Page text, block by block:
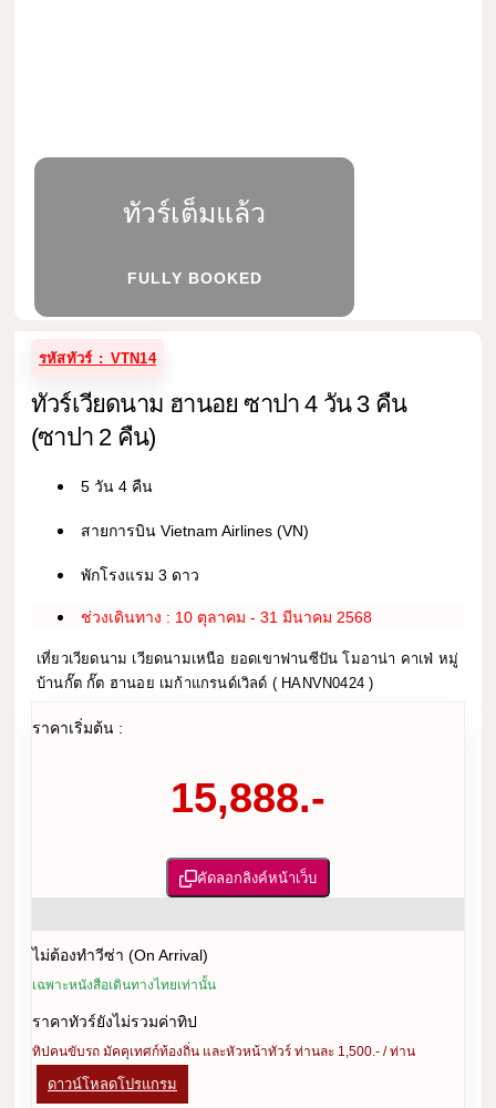
ทัวร์เต็มแล้ว
FULLY BOOKED
รหัสทัวร์ : VTN14
ทัวร์เวียดนาม ฮานอย ซาปา 4 วัน 3 คืน
(ซาปา 2 คืน)
5 วัน 4 คืน
สายการบิน Vietnam Airlines (VN)
พักโรงแรม 3 ดาว
ช่วงเดินทาง : 10 ตุลาคม - 31 มีนาคม 2568
เที่ยวเวียดนาม เวียดนามเหนือ ยอดเขาฟานซีปัน โมอาน่า คาเฟ่ หมู่
บ้านกั๊ต กั๊ต ฮานอย เมก้าแกรนด์เวิลด์ ( HANVN0424 )
ราคาเริ่มต้น :
15,888.-
คัดลอกลิงค์หน้าเว็บ
ไม่ต้องทำวีซ่า (On Arrival)
เฉพาะหนังสือเดินทางไทยเท่านั้น
ราคาทัวร์ยังไม่รวมค่าทิป
ทิปคนขับรถ มัคคุเทศก์ท้องถิ่น และหัวหน้าทัวร์ ท่านละ 1,500.- / ท่าน
ดาวน์โหลดโปรแกรม